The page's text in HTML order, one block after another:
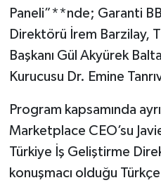
Paneli”**nde; Garanti
Direktörü İrem Barzilay,
Başkanı Gül Akyürek
Kurucusu Dr. Emine
Program kapsamında
Marketplace CEO’su
Türkiye İş Geliştirme
konuşmacı olduğu